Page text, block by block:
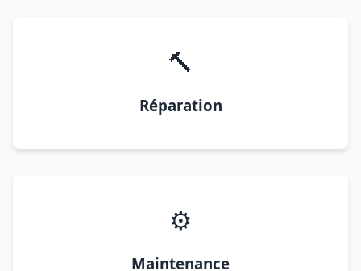
🔨
Réparation
⚙️
Maintenance